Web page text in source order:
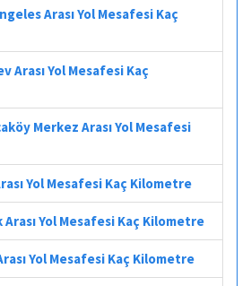
Arası Yol Mesafesi Kaç
Arası Yol Mesafesi Kaç
Merkez Arası Yol Mesafesi
Yol Mesafesi Kaç Kilometre
Yol Mesafesi Kaç Kilometre
Yol Mesafesi Kaç Kilometre